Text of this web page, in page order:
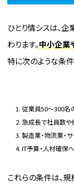
ひとり情シスは、
わります。中小企業
特に次のような条
従業員50〜300名
急成長で社員数
製造業・物流業・
IT予算・人材確保
これらの条件は、